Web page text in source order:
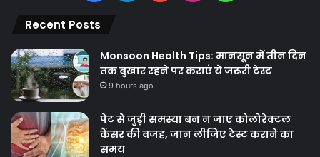
Recent Posts
Monsoon Health Tips: मानसून में तीन दिन
तक बुखार रहने पर कराएं ये जरूरी टेस्ट
9 hours ago
पेट से जुड़ी समस्या बन न जाए कोलोरेक्टल
कैंसर की वजह, जान लीजिए टेस्ट कराने का
समय